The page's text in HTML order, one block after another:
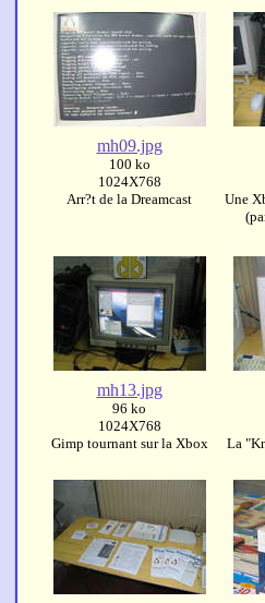
mh09.jpg
100 ko
1024X768
Arr?t de la Dreamcast
Une
mh13.jpg
96 ko
1024X768
Gimp tournant sur la Xbox
La